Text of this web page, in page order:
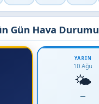
Gün Hava Durumu
YARIN
10 Ağu
🌤️
—